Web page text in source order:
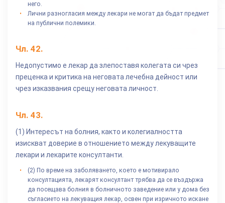
него.
Лични разногласия между лекари не могат да бъдат предмет
на публични полемики.
Чл. 42.
Недопустимо е лекар да злепоставя колегата си чрез
преценка и критика на неговата лечебна дейност или
чрез изказвания срещу неговата личност.
Чл. 43.
(1) Интересът на болния, както и колегиалността
изискват доверие в отношението между лекуващите
лекари и лекарите консултанти.
(2) По време на заболяването, което е мотивирало
консултацията, лекарят консултант трябва да се въздържа
да посещава болния в болничното заведение или у дома без
съгласието на лекуващия лекар, освен при изричното искане